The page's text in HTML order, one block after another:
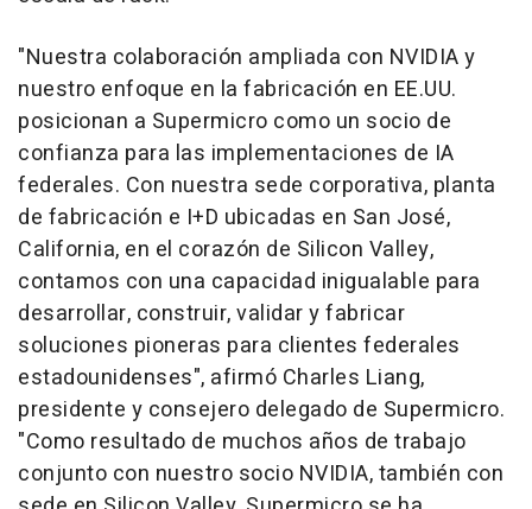
"Nuestra colaboración ampliada con NVIDIA y
nuestro enfoque en la fabricación en EE.UU.
posicionan a Supermicro como un socio de
confianza para las implementaciones de IA
federales. Con nuestra sede corporativa, planta
de fabricación e I+D ubicadas en San José,
California, en el corazón de Silicon Valley,
contamos con una capacidad inigualable para
desarrollar, construir, validar y fabricar
soluciones pioneras para clientes federales
estadounidenses", afirmó Charles Liang,
presidente y consejero delegado de Supermicro.
"Como resultado de muchos años de trabajo
conjunto con nuestro socio NVIDIA, también con